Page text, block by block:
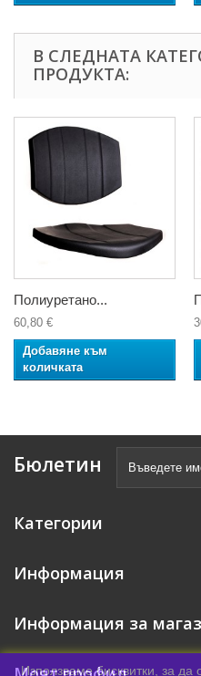
В СЛЕДНАТА
ПРОДУКТА:
Полиуретано...
60,80 €
Добавяне към
количката
Бюлетин
Категории
Информация
Информация за
Използваме бисквитки, за да